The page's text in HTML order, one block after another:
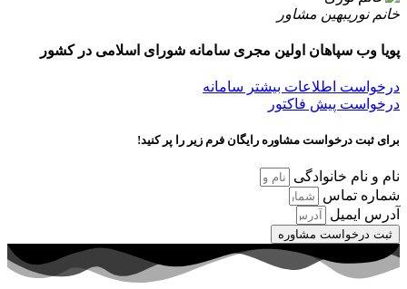
خانم نوریبهین مشاور
پویا وب سپاهان اولین مجری سامانه شورای اسلامی در کشور
درخواست اطلاعات بیشتر سامانه
درخواست پیش فاکتور
برای ثبت درخواست مشاوره رایگان فرم زیر را پر کنید!
نام و نام خانوادگی
شماره تماس
آدرس ایمیل
ثبت درخواست مشاوره